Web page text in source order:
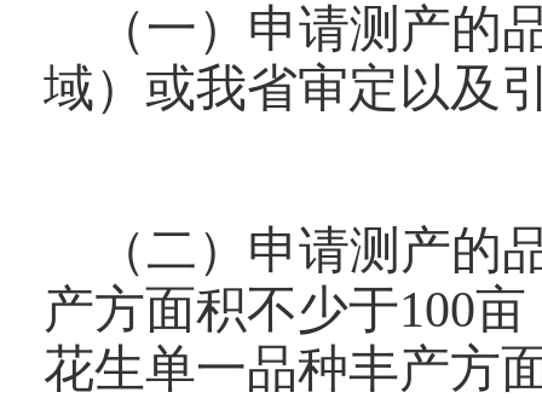
（一）申请测产
域）或我省审定以及
（二）申请测产
产方面积不少于100
花生单一品种丰产方